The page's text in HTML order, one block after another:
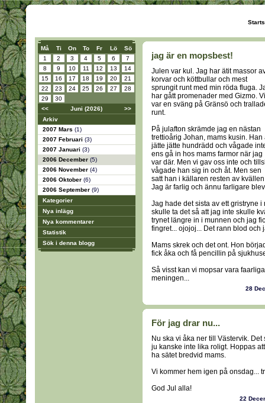
Må Ti On To Fr Lö
Sö
1
2 3 4 5 6
7
8
9 10 11 12 13
14
15
16 17 18 19 20
21
22
23 24 25 26 27
28
29
30
<<
Juni (2026)
>>
Arkiv
2007 Mars (1)
2007 Februari (3)
2007 Januari (3)
2006 December (5)
2006 November (4)
2006 Oktober (6)
2006 September (9)
Kategorier
Nya inlägg
Nya kommentarer
Statistik
Sök i denna blogg
jag är en mopsbest!
Julen var kul. Jag har ätit massor
korvar och köttbullar och mest
sprungit runt med min röda fluga.
har gått promenader med Gizmo. Vi
var en sväng på Gränsö och
runt.
På julafton skrämde jag en nästan
trettioårig Johan, mams kusin. Han
jätte jätte hundrädd och vågade
ens gå in hos mams farmor när jag
var där. Men vi gav oss inte och
vågade han sig in och åt. Men sen
satt han i källaren resten av
Jag är farlig och ännu farligare
Jag hade det sista av ett gristryne
skulle ta det så att jag inte skulle
trynet längre in i munnen och jag
fingret... ojojoj... Det rann blod och
Mams skrek och det ont. Hon
fick åka och få pencillin på
Så visst kan vi mopsar vara
meningen...
28
För jag drar nu...
Nu ska vi åka ner till Västervik.
ju kanske inte lika roligt. Hoppas
ha sätet bredvid mams.
Vi kommer hem igen på onsdag...
God Jul alla!
22